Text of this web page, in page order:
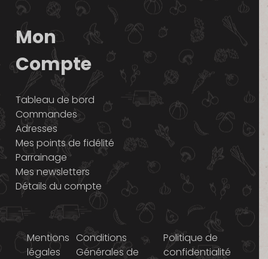
Mon
Compte
Tableau de bord
Commandes
Adresses
Mes points de fidélité
Parrainage
Mes newsletters
Détails du compte
Mentions
légales
Conditions
Générales de
Politique de
confidentialité